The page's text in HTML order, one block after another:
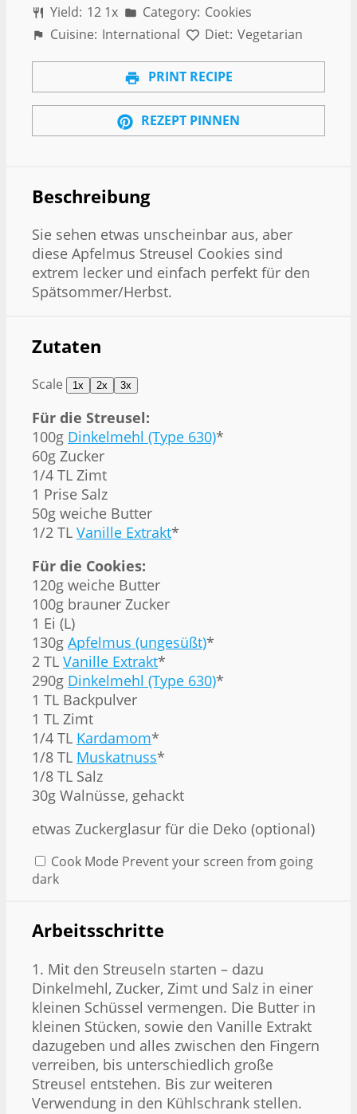
Yield: 12 1x Category: Cookies
Cuisine: International Diet: Vegetarian
PRINT RECIPE
REZEPT PINNEN
Beschreibung
Sie sehen etwas unscheinbar aus, aber
diese Apfelmus Streusel Cookies sind
extrem lecker und einfach perfekt für den
Spätsommer/Herbst.
Zutaten
Scale 1x 2x 3x
Für die Streusel:
100g Dinkelmehl (Type 630)*
60g Zucker
1/4 TL Zimt
1 Prise Salz
50g weiche Butter
1/2 TL Vanille Extrakt*
Für die Cookies:
120g weiche Butter
100g brauner Zucker
1 Ei (L)
130g Apfelmus (ungesüßt)*
2 TL Vanille Extrakt*
290g Dinkelmehl (Type 630)*
1 TL Backpulver
1 TL Zimt
1/4 TL Kardamom*
1/8 TL Muskatnuss*
1/8 TL Salz
30g Walnüsse, gehackt
etwas Zuckerglasur für die Deko (optional)
Cook Mode Prevent your screen from going
dark
Arbeitsschritte
1. Mit den Streuseln starten – dazu
Dinkelmehl, Zucker, Zimt und Salz in einer
kleinen Schüssel vermengen. Die Butter in
kleinen Stücken, sowie den Vanille Extrakt
dazugeben und alles zwischen den Fingern
verreiben, bis unterschiedlich große
Streusel entstehen. Bis zur weiteren
Verwendung in den Kühlschrank stellen.